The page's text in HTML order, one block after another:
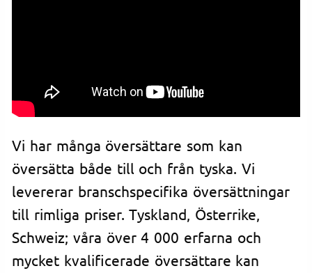
Vi har många översättare som kan
översätta både till och från tyska. Vi
levererar branschspecifika översättningar
till rimliga priser. Tyskland, Österrike,
Schweiz; våra över 4 000 erfarna och
mycket kvalificerade översättare kan